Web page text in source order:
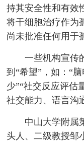
持其安全性和有效
将干细胞治疗作为
尚未批准任何用于
一些机构宣传
到“希望”，如：“
少”“社交反应评估
社交能力、语言
中山大学附属
头人、二级教授邹